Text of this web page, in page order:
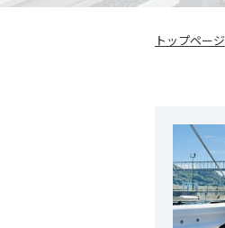
トップページ